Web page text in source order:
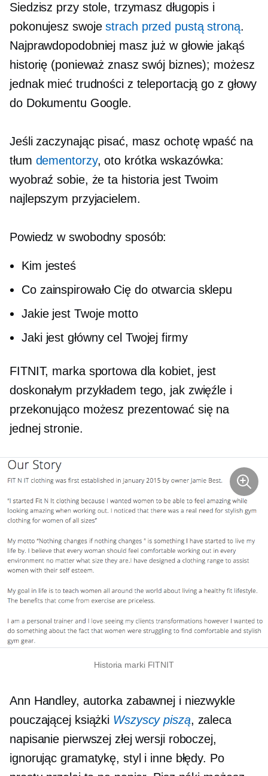
Siedzisz przy stole, trzymasz długopis i
pokonujesz swojestrach przed pustą stroną.
Najprawdopodobniej masz już w głowie jakąś
historię (ponieważ znasz swój biznes); możesz
jednak mieć trudności z teleportacją go z głowy
do Dokumentu Google.
Jeśli zaczynając pisać, masz ochotę wpaść na
tłum dementorzy, oto krótka wskazówka:
wyobraź sobie, że ta historia jest Twoim
najlepszym przyjacielem.
Powiedz w swobodny sposób:
Kim jesteś
Co zainspirowało Cię do otwarcia sklepu
Jakie jest Twoje motto
Jaki jest główny cel Twojej firmy
FITNIT, marka sportowa dla kobiet, jest
doskonałym przykładem tego, jak zwięźle i
przekonująco możesz prezentować się na
jednej stronie.
Historia marki FITNIT
Ann Handley, autorka zabawnej i niezwykle
pouczającej książki Wszyscy piszą, zaleca
napisanie pierwszej złej wersji roboczej,
ignorując gramatykę, styl i inne błędy. Po